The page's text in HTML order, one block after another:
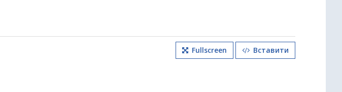
Fullscreen Вставити